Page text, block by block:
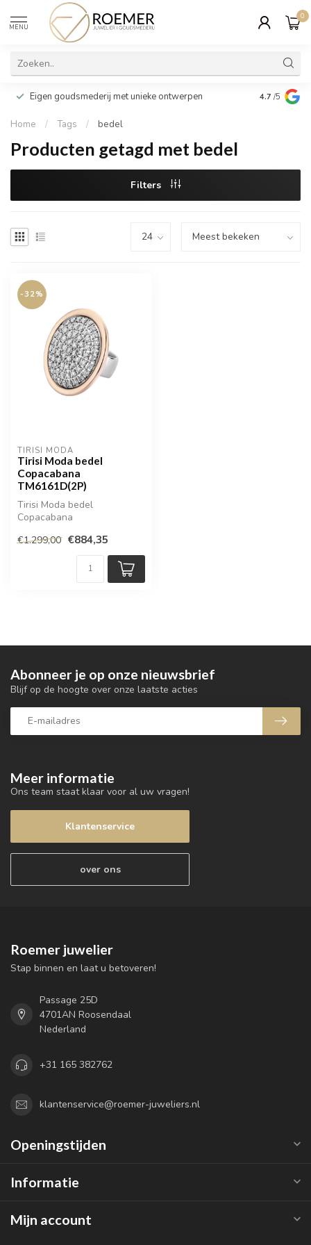
MENU
0
Eigen goudsmederij met unieke ontwerpen Wij
cadeau
4.7 /5
Home / Tags / bedel
Producten getagd met bedel
Filters
-32%
TIRISI MODA
Tirisi Moda bedel
Copacabana
TM6161D(2P)
Tirisi Moda bedel
Copacabana
€1.299,00 €884,35
Meer informatie
Ons team staat klaar voor al uw vragen!
Klantenservice
over ons
Abonneer je op onze nieuwsbrief
Blijf op de hoogte over onze laatste acties
Roemer juwelier
Stap binnen en laat u betoveren!
Passage 25D
4701AN Roosendaal
Nederland
+31 165 382762
klantenservice@roemer-juweliers.nl
Openingstijden
Informatie
Mijn account